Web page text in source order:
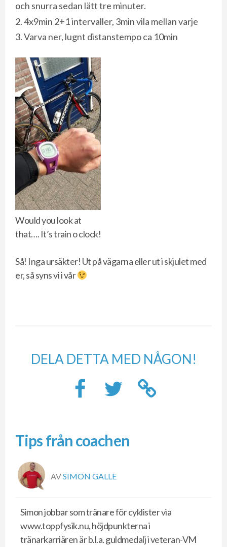
och snurra sedan lätt tre minuter.
4x9min 2+1 intervaller, 3min vila mellan varje
Varva ner, lugnt distanstempo ca 10min
Would you look at
that…. It’s train o clock!
Så! Inga ursäkter! Ut på vägarna eller ut i skjulet med
er, så syns vi i vår
DELA DETTA MED NÅGON!
Tips från coachen
AVSIMON GALLE
Simon jobbar som tränare för cyklister via
www.toppfysik.nu, höjdpunkterna i
tränarkarriären är b.l.a. guldmedalj i veteran-VM